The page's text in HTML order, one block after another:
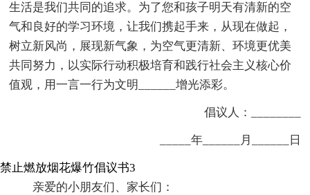
生活是我们共同的追求。为了您和孩子明天有清新的空
气和良好的学习环境，让我们携起手来，从现在做起，
树立新风尚，展现新气象，为空气更清新、环境更优美
共同努力，以实际行动积极培育和践行社会主义核心价
值观，用一言一行为文明______增光添彩。
倡议人：________
_____年______月______日
禁止燃放烟花爆竹倡议书3
亲爱的小朋友们、家长们：